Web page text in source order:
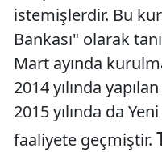
istemişlerdir. Bu
Bankası" olarak
Mart ayında
2014 yılında
2015 yılında da
faaliyete geçmiştir.